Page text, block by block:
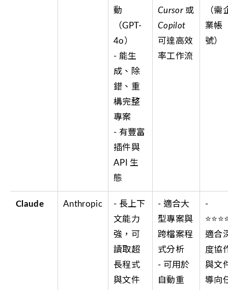
動
（GPT-
4o）
- 能生
成、除
錯、重
構完整
專案
- 有豐富
插件與
API 生
態
Cursor 或
Copilot
可達高效
率工作流
（需
業帳
號）
Claude Anthropic
- 長上下
文能力
強，可
讀取超
長程式
與文件
- 適合大
型專案與
跨檔案程
式分析
- 可用於
自動重
-
適合
度協
與文
導向